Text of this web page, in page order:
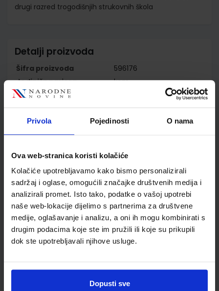
Privola Pojedinosti O nama
Ova web-stranica koristi kolačiće
Kolačiće upotrebljavamo kako bismo personalizirali
sadržaj i oglase, omogućili značajke društvenih medija i
analizirali promet. Isto tako, podatke o vašoj upotrebi
naše web-lokacije dijelimo s partnerima za društvene
medije, oglašavanje i analizu, a oni ih mogu kombinirati s
drugim podacima koje ste im pružili ili koje su prikupili
dok ste upotrebljavali njihove usluge.
Dopusti sve
drugi razred trogodišnjih strukovnih škola
Detalji proizvoda
Šifra proizvoda
596176
Jedinična mjera
kom
Nakladnik
PROFIL KLETT d.o.o.
Autor
Rebeka Kalazić Snježana
Lukač Mirna Stojanović
Vrsta škole
3 STRUKOVNA
Nastavni predmet
MATEMATIKA
Reg br min
8197